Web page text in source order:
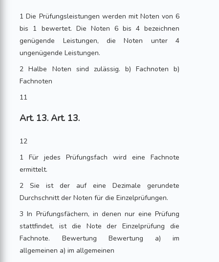
1 Die Prüfungsleistungen werden mit Noten von 6
bis 1 bewertet. Die Noten 6 bis 4 bezeichnen
genügende Leistungen, die Noten unter 4
ungenügende Leistungen.
2 Halbe Noten sind zulässig. b) Fachnoten b)
Fachnoten
11
Art. 13. Art. 13.
12
1 Für jedes Prüfungsfach wird eine Fachnote
ermittelt.
2 Sie ist der auf eine Dezimale gerundete
Durchschnitt der Noten für die Einzelprüfungen.
3 In Prüfungsfächern, in denen nur eine Prüfung
stattfindet, ist die Note der Einzelprüfung die
Fachnote. Bewertung Bewertung a) im
allgemeinen a) im allgemeinen